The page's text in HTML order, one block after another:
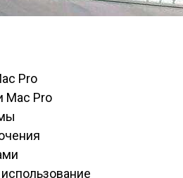
Pro
Mac Pro